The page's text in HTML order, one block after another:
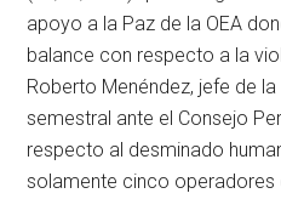
apoyo a la Paz de la OEA
balance con respecto a la
Roberto Menéndez, jefe de
semestral ante el Consejo
respecto al desminado
solamente cinco operadores